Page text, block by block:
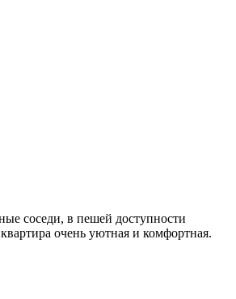
соседи, в пешей доступности
очень уютная и комфортная.